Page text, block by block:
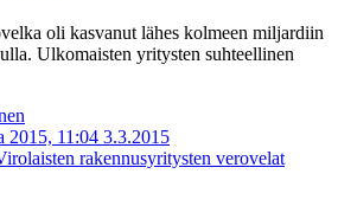
oli kasvanut lähes kolmeen miljardiin
Ulkomaisten yritysten suhteellinen
2015, 11:04 3.3.2015
rakennusyritysten verovelat